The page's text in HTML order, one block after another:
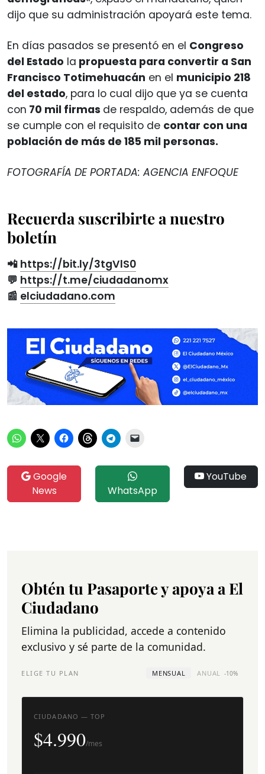
dijo que su administración apoyará este tema.
En días pasados se presentó en el Congreso
del Estado la propuesta para convertir a San
Francisco Totimehuacán en el municipio 218
del estado, para lo cual dijo que ya se cuenta
con 70 mil firmas de respaldo, además de que
se cumple con el requisito de contar con una
población de más de 185 mil personas.
FOTOGRAFÍA DE PORTADA: AGENCIA ENFOQUE
Recuerda suscribirte a nuestro
boletín
📲 https://bit.ly/3tgVlS0
💬 https://t.me/ciudadanomx
📰 elciudadano.com
Google
News
WhatsApp
YouTube
Obtén tu Pasaporte y apoya a El
Ciudadano
Elimina la publicidad, accede a contenido
exclusivo y sé parte de la comunidad.
ELIGE TU PLAN MENSUAL ANUAL -10%
CIUDADANO — TOP
$4.990/mes